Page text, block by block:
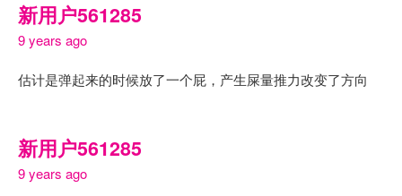
新用户561285
9 years ago
估计是弹起来的时候放了一个屁，产生屎量推力改变了方向
新用户561285
9 years ago